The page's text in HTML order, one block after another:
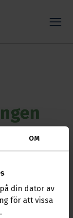
OM
din dator av
för att vissa
får
från inbjudna